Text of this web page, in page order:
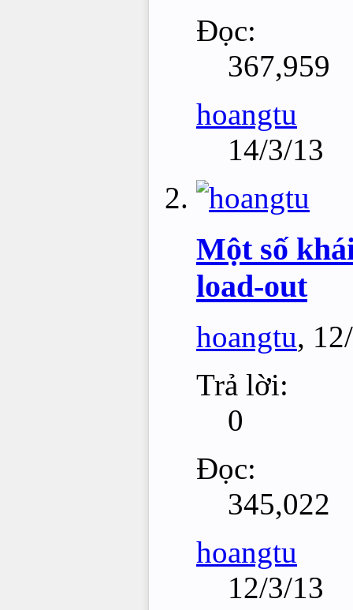
Đọc:
367,959
hoangtu
14/3/13
Một số
load-out
hoangtu,
Trả lời:
0
Đọc:
345,022
hoangtu
12/3/13